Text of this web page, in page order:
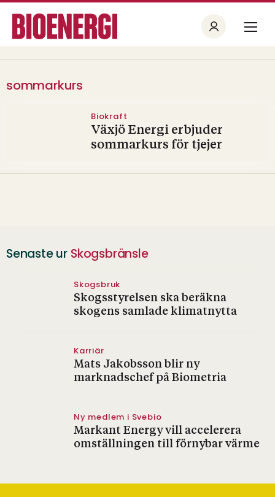
sommarkurs
Biokraft
Växjö Energi erbjuder
sommarkurs för tjejer
Senaste ur Skogsbränsle
Skogsbruk
Skogsstyrelsen ska beräkna
skogens samlade klimatnytta
Karriär
Mats Jakobsson blir ny
marknadschef på Biometria
Ny medlem i Svebio
Markant Energy vill accelerera
omställningen till förnybar värme